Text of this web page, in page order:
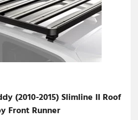
(2010-2015) Slimline II Roof
Front Runner